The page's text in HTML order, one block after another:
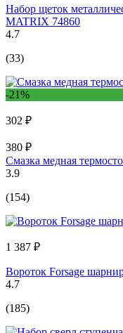
Набор щеток
MATRIX 74860
4.7
(33)
-21%
302 ₽
380 ₽
Смазка медная
3.9
(154)
1 387 ₽
Вороток Forsage
4.7
(185)